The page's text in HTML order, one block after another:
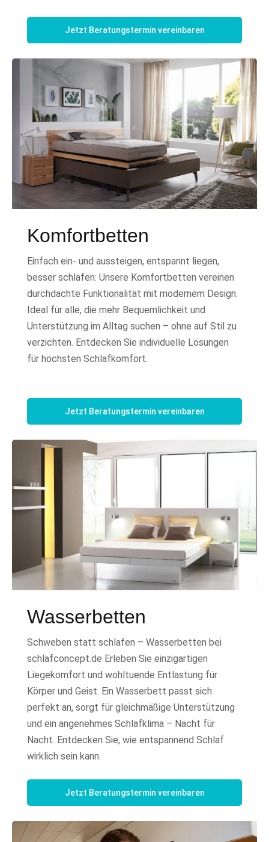
Jetzt Beratungstermin vereinbaren
Komfortbetten
Einfach ein- und aussteigen, entspannt liegen,
besser schlafen: Unsere Komfortbetten vereinen
durchdachte Funktionalität mit modernem Design.
Ideal für alle, die mehr Bequemlichkeit und
Unterstützung im Alltag suchen – ohne auf Stil zu
verzichten. Entdecken Sie individuelle Lösungen
für höchsten Schlafkomfort.
Jetzt Beratungstermin vereinbaren
Wasserbetten
Schweben statt schlafen – Wasserbetten bei
schlafconcept.de Erleben Sie einzigartigen
Liegekomfort und wohltuende Entlastung für
Körper und Geist. Ein Wasserbett passt sich
perfekt an, sorgt für gleichmäßige Unterstützung
und ein angenehmes Schlafklima – Nacht für
Nacht. Entdecken Sie, wie entspannend Schlaf
wirklich sein kann.
Jetzt Beratungstermin vereinbaren